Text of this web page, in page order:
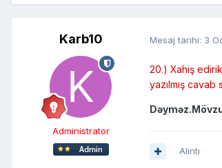
Karb10
Administrator
Mesaj tarihi: 3
20.) Xahiş
yazılmış cavab
Alıntı